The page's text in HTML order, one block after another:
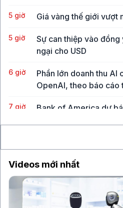
5 giờ Giá vàng thế giới vượt
5 giờ
Sự can thiệp vào đồng
ngại cho USD
6 giờ
Phần lớn doanh thu AI
OpenAI, theo báo cáo
7 giờ
Bank of America dự
Videos mới nhất